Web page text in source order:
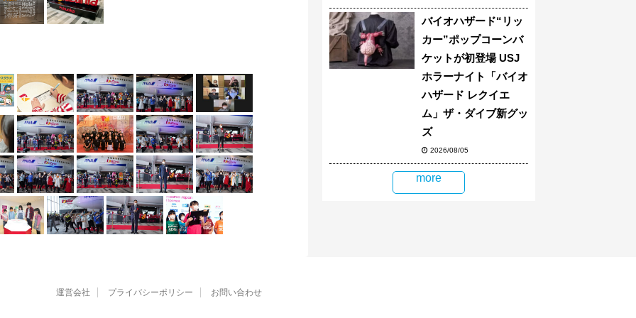
バイオハザード“リッ
カー”ポップコーンバ
ケットが初登場 USJ
ホラーナイト「バイオ
ハザード レクイエ
ム」ザ・ダイブ新グッ
ズ
2026/08/05
more
運営会社 プライバシーポリシー お問い合わせ